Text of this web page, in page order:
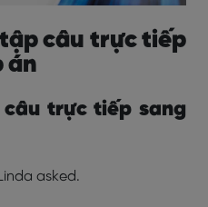
câu trực tiếp
án
câu trực tiếp sang
asked.